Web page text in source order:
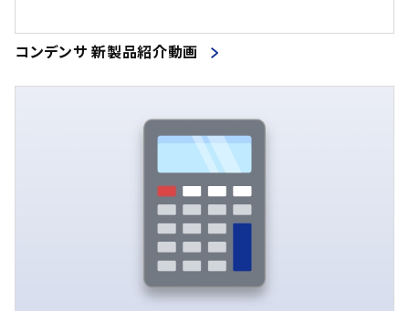
コンデンサ 新製品紹介動画